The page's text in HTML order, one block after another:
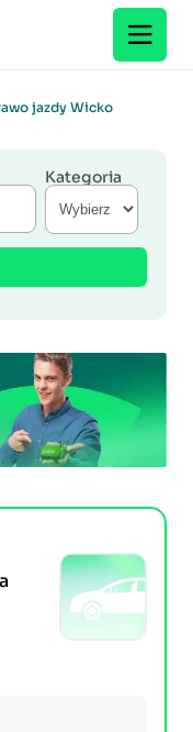
jazdy Wicko
Kategoria